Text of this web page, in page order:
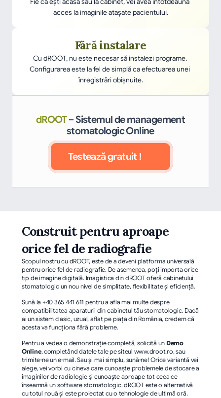
acces la imaginile ataşate pacientului.
Fără instalare
Cu dROOT, nu este necesar să instalezi programe.
Configurarea este la fel de simplă ca efectuarea unei
înregistrări obișnuite.
dROOT– Sistemul de management
stomatologic Online
Testează gratuit !
Construit pentru aproape
orice fel de radiografie
Scopul nostru cu dROOT, este de a deveni platforma universală
pentru orice fel de radiografie. De asemenea, poţi importa orice
tip de imagine digitală. Imagistica din dROOT oferă cabinetului
stomatologic un nou nivel de simplitate, flexibilitate şi eficienţă.
Sună la +40 365 441 611 pentru a afla mai multe despre
compatibilitatea aparaturii din cabinetul tău stomatologic. Dacă
ai un sistem clasic, uzual, aflat pe piaţa din România, credem că
acesta va funcţiona fără probleme.
Pentru a vedea o demonstraţie completă, solicită un Demo
Online, completând datele tale pe siteul www.droot.ro, sau
trimite-ne un e-mail. Sau și mai simplu, sună-ne! Orice variantă vei
alege, vei vorbi cu cineva care cunoaşte problemele de stocare a
imaginilor de radiologie şi cunoaşte aproape tot ceea ce
înseamnă un software stomatologic. dROOT este o alternativă
cu totul nouă şi este proiectat cu o tehnologie de ultimă oră.